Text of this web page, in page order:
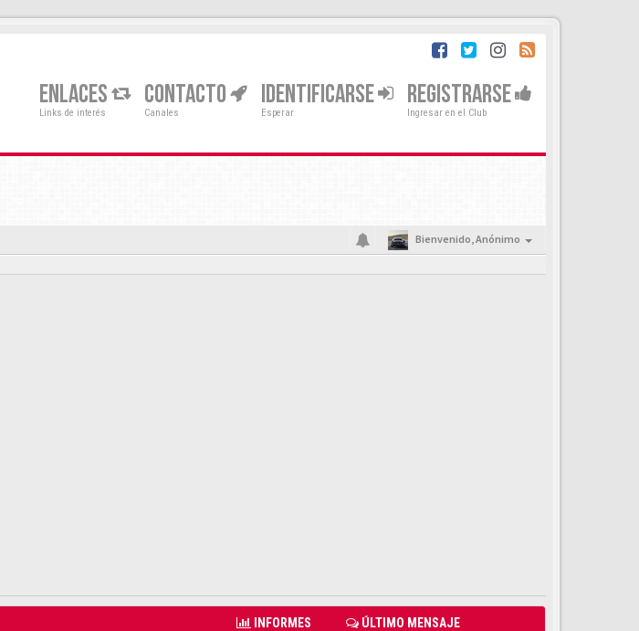
ENLACES
Links de interés
CONTACTO
Canales
IDENTIFICARSE
Esperar
REGISTRARSE
Ingresar en el Club
Bienvenido,Anónimo
INFORMES ÚLTIMO MENSAJE